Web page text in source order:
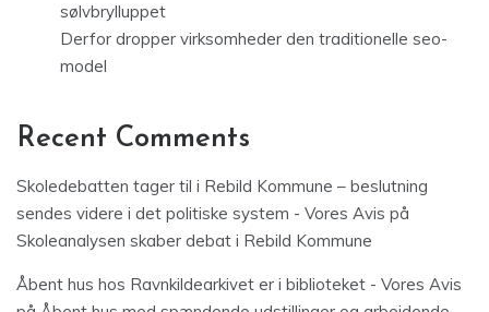
sølvbrylluppet
Derfor dropper virksomheder den traditionelle seo-
model
Recent Comments
Skoledebatten tager til i Rebild Kommune – beslutning
sendes videre i det politiske system - Vores Avis på
Skoleanalysen skaber debat i Rebild Kommune
Åbent hus hos Ravnkildearkivet er i biblioteket - Vores Avis